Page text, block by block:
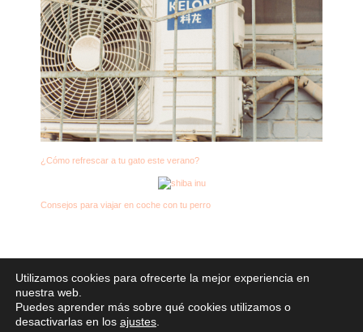
¿Cómo refrescar a tu gato este verano?
Consejos para viajar en coche con tu perro
Derechos de autor © 2026
Utilizamos cookies para ofrecerte la mejor experiencia en
nuestra web.
Puedes aprender más sobre qué cookies utilizamos o
desactivarlas en los ajustes